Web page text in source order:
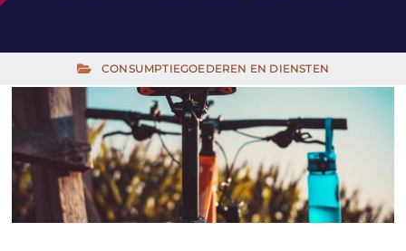
CONSUMPTIEGOEDEREN EN DIENSTEN